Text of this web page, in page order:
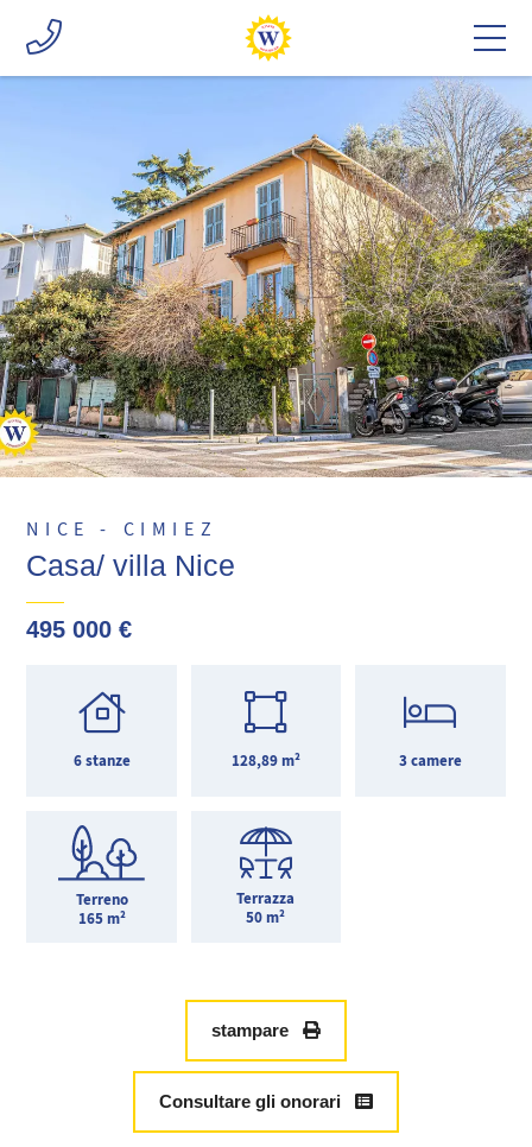
NICE - CIMIEZ
Casa/ villa Nice
495 000 €
6 stanze 128,89 m² 3 camere
Terreno
165 m²
Terrazza
50 m²
stampare
Consultare gli onorari